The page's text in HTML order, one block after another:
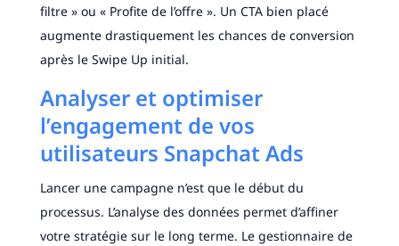
filtre » ou « Profite de l’offre ». Un CTA bien placé
augmente drastiquement les chances de conversion
après le Swipe Up initial.
Analyser et optimiser
l’engagement de vos
utilisateurs Snapchat Ads
Lancer une campagne n’est que le début du
processus. L’analyse des données permet d’affiner
votre stratégie sur le long terme. Le gestionnaire de